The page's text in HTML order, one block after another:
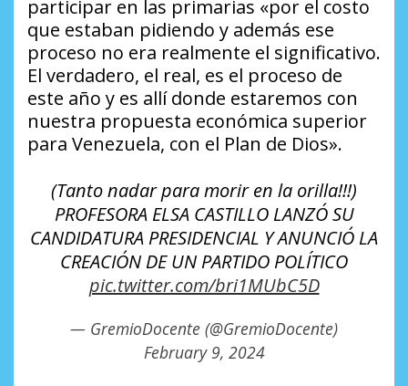
participar en las primarias «por el costo
que estaban pidiendo y además ese
proceso no era realmente el significativo.
El verdadero, el real, es el proceso de
este año y es allí donde estaremos con
nuestra propuesta económica superior
para Venezuela, con el Plan de Dios».
(Tanto nadar para morir en la orilla!!!)
PROFESORA ELSA CASTILLO LANZÓ SU
CANDIDATURA PRESIDENCIAL Y ANUNCIÓ LA
CREACIÓN DE UN PARTIDO POLÍTICO
pic.twitter.com/bri1MUbC5D
— GremioDocente (@GremioDocente)
February 9, 2024